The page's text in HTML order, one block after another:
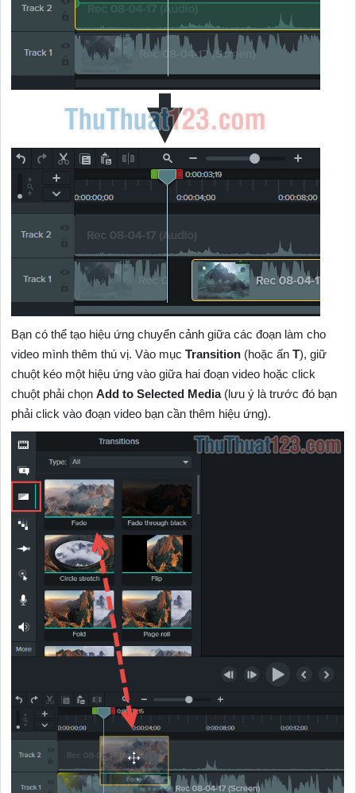
Bạn có thể tạo hiệu ứng chuyển cảnh giữa các đoạn làm cho
video mình thêm thú vị. Vào mụcTransition (hoặc ấnT), giữ
chuột kéo một hiệu ứng vào giữa hai đoạn video hoặc click
chuột phải chọnAdd to Selected Media(lưu ý là trước đó bạn
phải click vào đoạn video bạn cần thêm hiệu ứng).